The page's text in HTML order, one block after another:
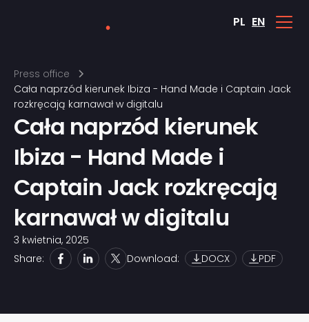
PL EN
Press office
Cała naprzód kierunek Ibiza - Hand Made i Captain Jack
rozkręcają karnawał w digitalu
Cała naprzód kierunek
Ibiza - Hand Made i
Captain Jack rozkręcają
karnawał w digitalu
3 kwietnia, 2025
Share:
Download: DOCX PDF